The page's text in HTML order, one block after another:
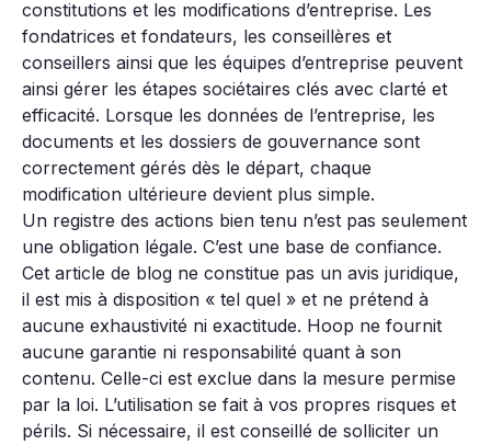
constitutions et les modifications d’entreprise. Les
fondatrices et fondateurs, les conseillères et
conseillers ainsi que les équipes d’entreprise peuvent
ainsi gérer les étapes sociétaires clés avec clarté et
efficacité. Lorsque les données de l’entreprise, les
documents et les dossiers de gouvernance sont
correctement gérés dès le départ, chaque
modification ultérieure devient plus simple.
Un registre des actions bien tenu n’est pas seulement
une obligation légale. C’est une base de confiance.
Cet article de blog ne constitue pas un avis juridique,
il est mis à disposition « tel quel » et ne prétend à
aucune exhaustivité ni exactitude. Hoop ne fournit
aucune garantie ni responsabilité quant à son
contenu. Celle-ci est exclue dans la mesure permise
par la loi. L’utilisation se fait à vos propres risques et
périls. Si nécessaire, il est conseillé de solliciter un